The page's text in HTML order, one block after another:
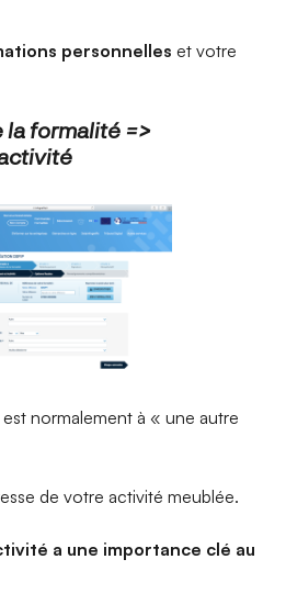
personnelles et votre
la formalité =>
normalement à « une autre
de votre activité meublée.
a une importance clé au